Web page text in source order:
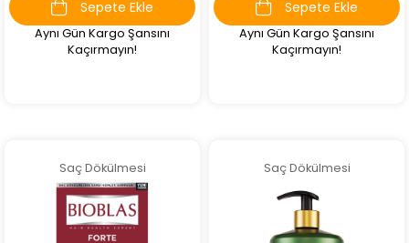
Sepete Ekle
Aynı Gün Kargo Şansını
Kaçırmayın!
Sepete Ekle
Aynı Gün Kargo Şansını
Kaçırmayın!
Saç Dökülmesi Saç Dökülmesi